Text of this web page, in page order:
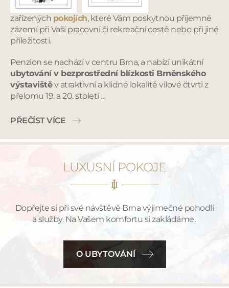
zařízených pokojích, které Vám poskytnou příjemné
zázemí při Vaší pracovní či rekreační cestě nebo při jiné
příležitosti.
Penzion se nachází v centru Brna, a nabízí unikátní
ubytování v bezprostřední blízkosti Brněnského
výstavištěv atraktivní a klidné lokalitě vilové čtvrti z
přelomu 19. a 20. století ...
PŘEČÍST VÍCE
LUXUSNÍ POKOJE
Dopřejte si při své návštěvě Brna výjimečné pohodlí
a služby. Na Vašem komfortu si zakládáme.
O UBYTOVÁNÍ